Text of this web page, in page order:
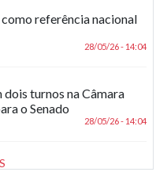
referência nacional
28/05/26 - 14:04
dois turnos na Câmara
o Senado
28/05/26 - 14:04